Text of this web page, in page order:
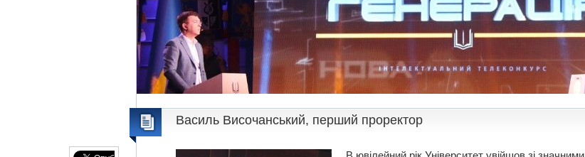
Василь Височанський, перший проректор